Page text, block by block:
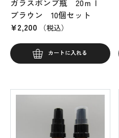
ガラスポンプ瓶 20ｍｌ
ブラウン 10個セット
¥2,200 （税込）
カートに入れる